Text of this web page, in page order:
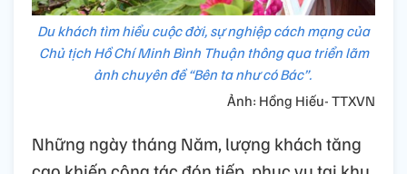
Du khách tìm hiểu cuộc đời, sự nghiệp cách mạng của
Chủ tịch Hồ Chí Minh Bình Thuận thông qua triển lãm
ảnh chuyên đề “Bên ta như có Bác”.
Ảnh: Hồng Hiếu- TTXVN
Những ngày tháng Năm, lượng khách tăng